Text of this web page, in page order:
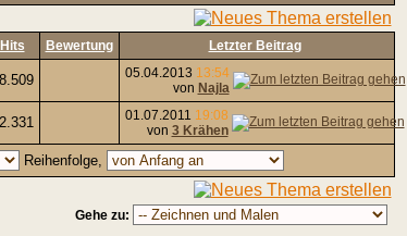
Hits Bewertung Letzter Beitrag
05.04.2013 13:54
von Najla
01.07.2011 19:08
von 3 Krähen
Reihenfolge,
Gehe zu: